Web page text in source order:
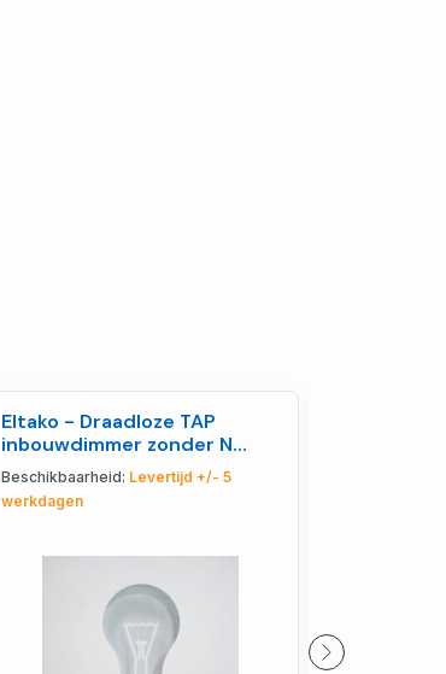
Eltako - Draadloze TAP
inbouwdimmer zonder N
PMosfet 300W - 30100537
Beschikbaarheid: Levertijd +/- 5
werkdagen